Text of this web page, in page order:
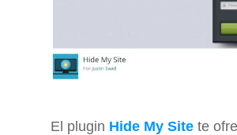
El plugin Hide My Site te